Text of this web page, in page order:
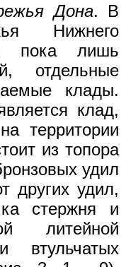
Дона. В
Нижнего
пока лишь
отдельные
клады.
клад,
территории
из топора
удил
других удил,
стержня и
литейной